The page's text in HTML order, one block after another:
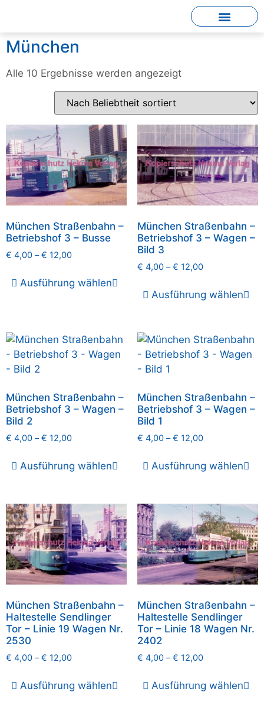
München
Alle 10 Ergebnisse werden angezeigt
München Straßenbahn –
Betriebshof 3 – Busse
€ 4,00 –€ 12,00
Ausführung wählen
München Straßenbahn –
Betriebshof 3 – Wagen –
Bild 3
€ 4,00–€ 12,00
Ausführung wählen
München Straßenbahn –
Betriebshof 3 – Wagen –
Bild 2
€ 4,00 –€ 12,00
Ausführung wählen
München Straßenbahn –
Betriebshof 3 – Wagen –
Bild 1
€ 4,00–€ 12,00
Ausführung wählen
München Straßenbahn –
Haltestelle Sendlinger
Tor – Linie 19 Wagen Nr.
2530
€ 4,00 –€ 12,00
Ausführung wählen
München Straßenbahn –
Haltestelle Sendlinger
Tor – Linie 18 Wagen Nr.
2402
€ 4,00–€ 12,00
Ausführung wählen